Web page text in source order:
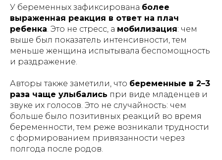
У беременных зафиксирована более
выраженная реакция в ответ на плач
ребенка. Это не стресс, а мобилизация: чем
выше был показатель интенсивности, тем
меньше женщина испытывала беспомощность
и раздражение.
Авторы также заметили, что беременные в 2–3
раза чаще улыбались при виде младенцев и
звуке их голосов. Это не случайность: чем
больше было позитивных реакций во время
беременности, тем реже возникали трудности
с формированием привязанности через
полгода после родов.